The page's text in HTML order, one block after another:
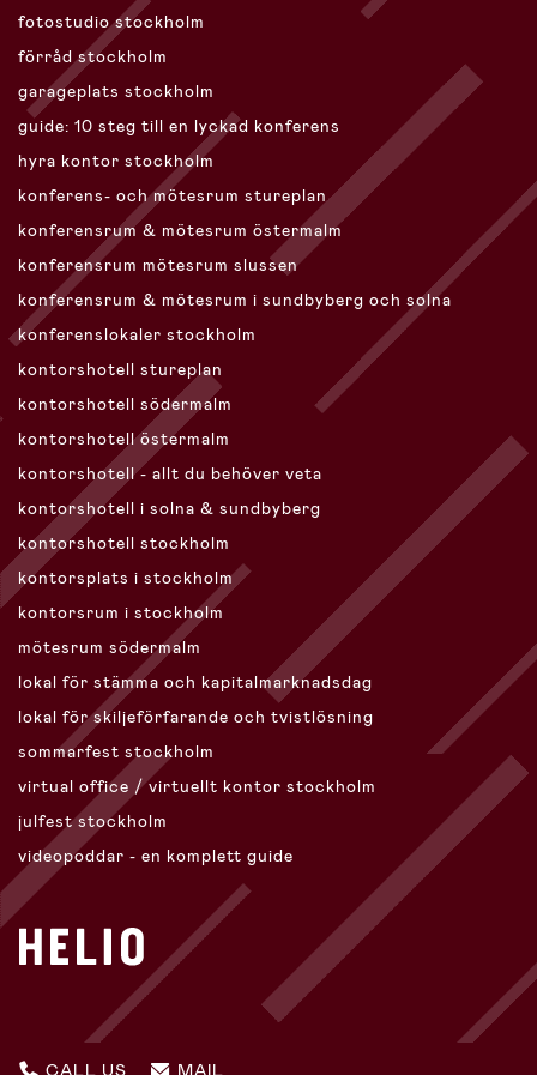
CALL US MAIL
fotostudio stockholm
förråd stockholm
garageplats stockholm
guide: 10 steg till en lyckad konferens
hyra kontor stockholm
konferens- och mötesrum stureplan
konferensrum & mötesrum östermalm
konferensrum mötesrum slussen
konferensrum & mötesrum i sundbyberg och solna
konferenslokaler stockholm
kontorshotell stureplan
kontorshotell södermalm
kontorshotell östermalm
kontorshotell - allt du behöver veta
kontorshotell i solna & sundbyberg
kontorshotell stockholm
kontorsplats i stockholm
kontorsrum i stockholm
mötesrum södermalm
lokal för stämma och kapitalmarknadsdag
lokal för skiljeförfarande och tvistlösning
sommarfest stockholm
virtual office / virtuellt kontor stockholm
julfest stockholm
videopoddar - en komplett guide